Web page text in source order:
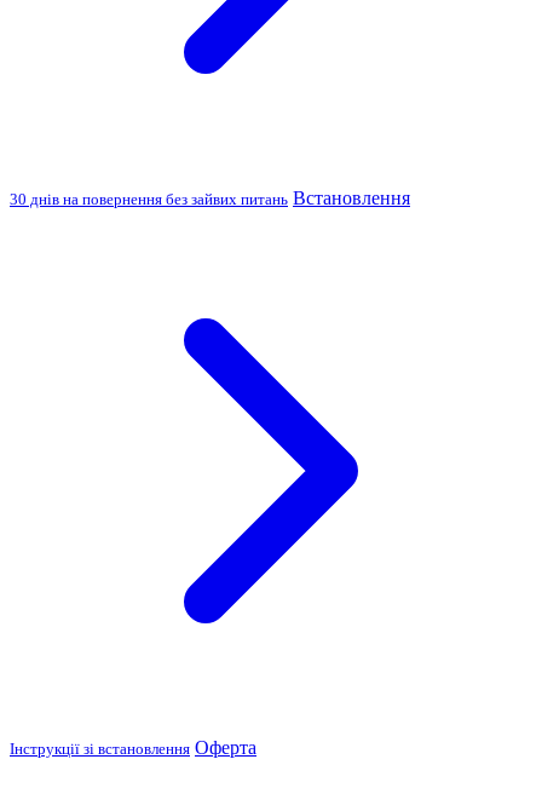
30 днів на повернення без зайвих питань Встановлення
Інструкції зі встановлення Оферта